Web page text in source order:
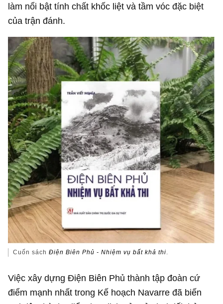
làm nổi bật tính chất khốc liệt và tầm vóc đặc biệt
của trận đánh.
Cuốn sáchĐiện Biên Phủ - Nhiệm vụ bất khả thi.
Việc xây dựng Điện Biên Phủ thành tập đoàn cứ
điểm mạnh nhất trong Kế hoạch Navarre đã biến